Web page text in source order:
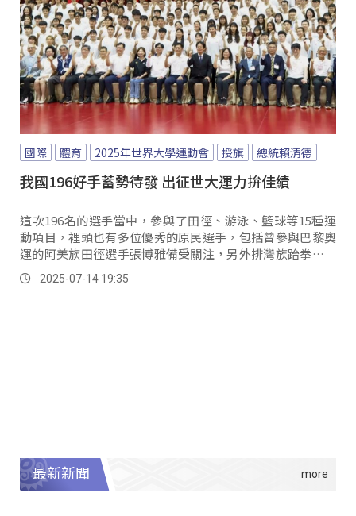
國際 體育 2025年世界大學運動會 授旗 總統賴清德
我國196好手蓄勢待發 出征世大運力拚佳績
這次196名的選手當中，參與了田徑、游泳、籃球等15種運
動項目，裡頭也有多位優秀的原民選手，包括曾參與巴黎奧
運的阿美族田徑選手張博雅備受關注，另外排灣族跆拳道選
手李祈恩、泰雅族的游艾喆更扛起男籃隊長的角色；而這次
世大運首度比照亞、奧運增設中繼站，包括設立膳食公寓、
2025-07-14 19:35
最新新聞